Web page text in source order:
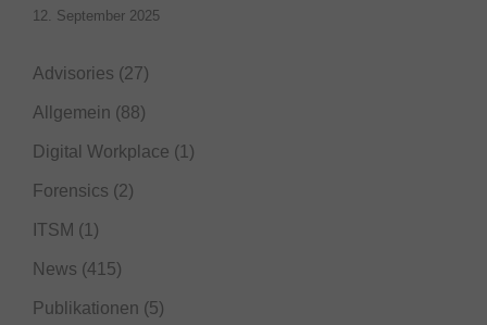
12. September 2025
Advisories (27)
Allgemein (88)
Digital Workplace (1)
Forensics (2)
ITSM (1)
News (415)
Publikationen (5)